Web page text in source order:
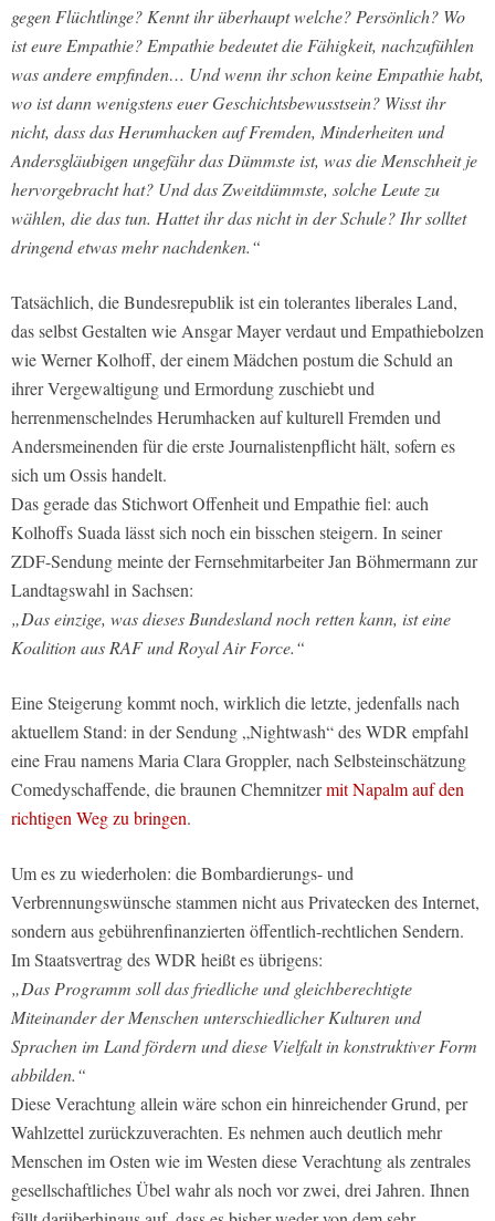
gegen Flüchtlinge? Kennt ihr überhaupt welche? Persönlich? Wo
ist eure Empathie? Empathie bedeutet die Fähigkeit, nachzufühlen
was andere empfinden… Und wenn ihr schon keine Empathie habt,
wo ist dann wenigstens euer Geschichtsbewusstsein? Wisst ihr
nicht, dass das Herumhacken auf Fremden, Minderheiten und
Andersgläubigen ungefähr das Dümmste ist, was die Menschheit je
hervorgebracht hat? Und das Zweitdümmste, solche Leute zu
wählen, die das tun. Hattet ihr das nicht in der Schule? Ihr solltet
dringend etwas mehr nachdenken.“
Tatsächlich, die Bundesrepublik ist ein tolerantes liberales Land,
das selbst Gestalten wie Ansgar Mayer verdaut und Empathiebolzen
wie Werner Kolhoff, der einem Mädchen postum die Schuld an
ihrer Vergewaltigung und Ermordung zuschiebt und
herrenmenschelndes Herumhacken auf kulturell Fremden und
Andersmeinenden für die erste Journalistenpflicht hält, sofern es
sich um Ossis handelt.
Das gerade das Stichwort Offenheit und Empathie fiel: auch
Kolhoffs Suada lässt sich noch ein bisschen steigern. In seiner
ZDF-Sendung meinte der Fernsehmitarbeiter Jan Böhmermann zur
Landtagswahl in Sachsen:
„Das einzige, was dieses Bundesland noch retten kann, ist eine
Koalition aus RAF und Royal Air Force.“
Eine Steigerung kommt noch, wirklich die letzte, jedenfalls nach
aktuellem Stand: in der Sendung „Nightwash“ des WDR empfahl
eine Frau namens Maria Clara Groppler, nach Selbsteinschätzung
Comedyschaffende, die braunen Chemnitzermit Napalm auf den
richtigen Weg zu bringen.
Um es zu wiederholen: die Bombardierungs- und
Verbrennungswünsche stammen nicht aus Privatecken des Internet,
sondern aus gebührenfinanzierten öffentlich-rechtlichen Sendern.
Im Staatsvertrag des WDR heißt es übrigens:
„Das Programm soll das friedliche und gleichberechtigte
Miteinander der Menschen unterschiedlicher Kulturen und
Sprachen im Land fördern und diese Vielfalt in konstruktiver Form
abbilden.“
Diese Verachtung allein wäre schon ein hinreichender Grund, per
Wahlzettel zurückzuverachten. Es nehmen auch deutlich mehr
Menschen im Osten wie im Westen diese Verachtung als zentrales
gesellschaftliches Übel wahr als noch vor zwei, drei Jahren. Ihnen